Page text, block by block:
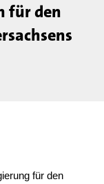
für den
für den